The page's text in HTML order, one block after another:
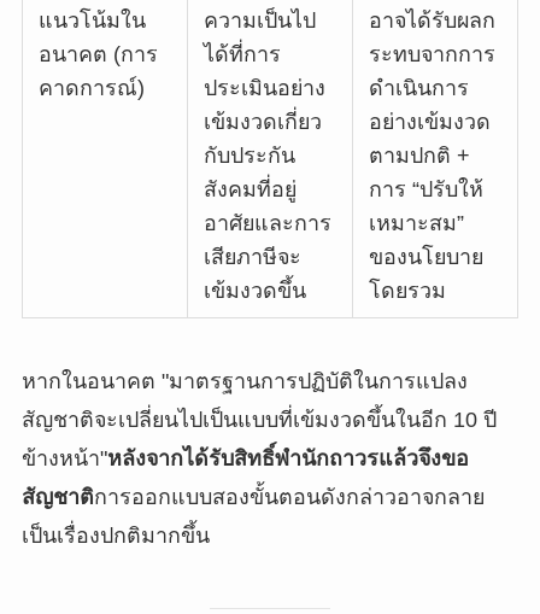
แนวโน้มใน
อนาคต (การ
คาดการณ์)
ความเป็นไป
ได้ที่การ
ประเมินอย่าง
เข้มงวดเกี่ยว
กับประกัน
สังคมที่อยู่
อาศัยและการ
เสียภาษีจะ
เข้มงวดขึ้น
อาจได้รับผลก
ระทบจากการ
ดำเนินการ
อย่างเข้มงวด
ตามปกติ +
การ “ปรับให้
เหมาะสม”
ของนโยบาย
โดยรวม
หากในอนาคต "มาตรฐานการปฏิบัติในการแปลง
สัญชาติจะเปลี่ยนไปเป็นแบบที่เข้มงวดขึ้นในอีก 10 ปี
ข้างหน้า"หลังจากได้รับสิทธิ์พำนักถาวรแล้วจึงขอ
สัญชาติการออกแบบสองขั้นตอนดังกล่าวอาจกลาย
เป็นเรื่องปกติมากขึ้น